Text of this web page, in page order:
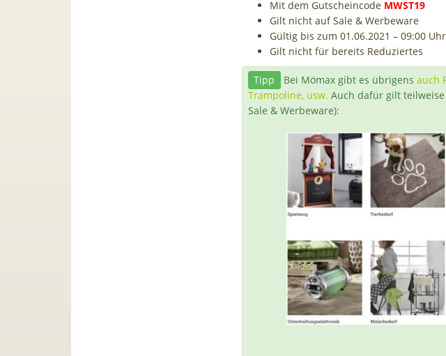
Mit dem Gutscheincode MWST19
Gilt nicht auf Sale & Werbeware
Gültig bis zum 01.06.2021 – 09:00 Uhr
Gilt nicht für bereits Reduziertes
Tipp Bei Mömax gibt es übrigens auch
Trampoline, usw. Auch dafür gilt
Sale & Werbeware):